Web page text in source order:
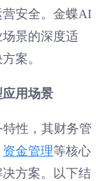
安全。金蝶AI
景的深度适
案。
用场景
性，其财务管
资金管理等核心
方案。以下结